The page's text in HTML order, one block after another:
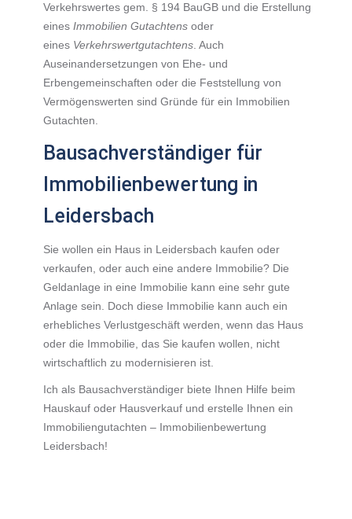
Verkehrswertes gem. § 194 BauGB und die Erstellung
eines Immobilien Gutachtens oder
eines Verkehrswertgutachtens . Auch
Auseinandersetzungen von Ehe- und
Erbengemeinschaften oder die Feststellung von
Vermögenswerten sind Gründe für ein Immobilien
Gutachten.
Bausachverständiger für
Immobilienbewertung in
Leidersbach
Sie wollen ein Haus in Leidersbach kaufen oder
verkaufen, oder auch eine andere Immobilie? Die
Geldanlage in eine Immobilie kann eine sehr gute
Anlage sein. Doch diese Immobilie kann auch ein
erhebliches Verlustgeschäft werden, wenn das Haus
oder die Immobilie, das Sie kaufen wollen, nicht
wirtschaftlich zu modernisieren ist.
Ich als Bausachverständiger biete Ihnen Hilfe beim
Hauskauf oder Hausverkauf und erstelle Ihnen ein
Immobiliengutachten – Immobilienbewertung
Leidersbach!